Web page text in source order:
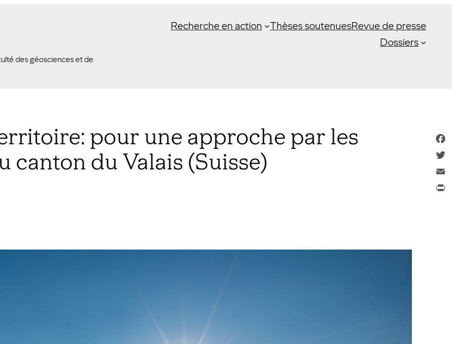
des géosciences et de
Recherche en action Thèses soutenuesRevue de presse
Dossiers
pour une approche par les
canton du Valais (Suisse)
Email